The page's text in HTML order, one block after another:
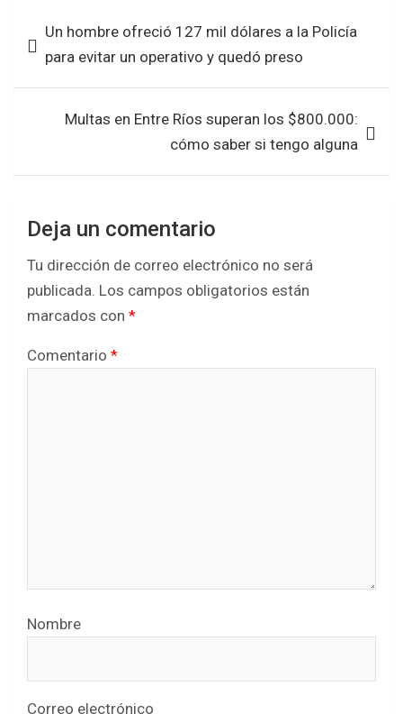
e
i
t
e
r
t
p
r
e
de
entradas
Un hombre ofreció 127 mil dólares a la Policía
para evitar un operativo y quedó preso
Multas en Entre Ríos superan los $800.000:
cómo saber si tengo alguna
Deja un comentario
Tu dirección de correo electrónico no será
publicada. Los campos obligatorios están
marcados con *
Comentario *
Nombre
Correo electrónico